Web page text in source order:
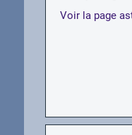
Voir la page